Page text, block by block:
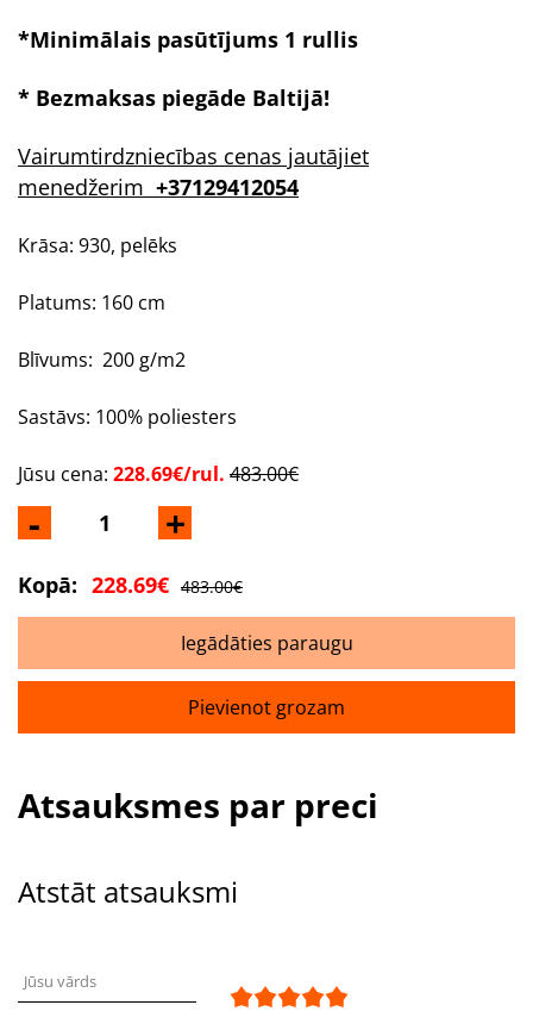
*Minimālais pasūtījums 1 rullis
* Bezmaksas piegāde Baltijā!
Vairumtirdzniecības cenas jautājiet
menedžerim +37129412054
Krāsa: 930, pelēks
Platums: 160 cm
Blīvums: 200 g/m2
Sastāvs: 100% poliesters
- +
Jūsu cena: 228.69€/rul. 483.00€
Kopā: 228.69€ 483.00€
Iegādāties paraugu
Pievienot grozam
Atsauksmes par preci
Atstāt atsauksmi
Jūsu vārds